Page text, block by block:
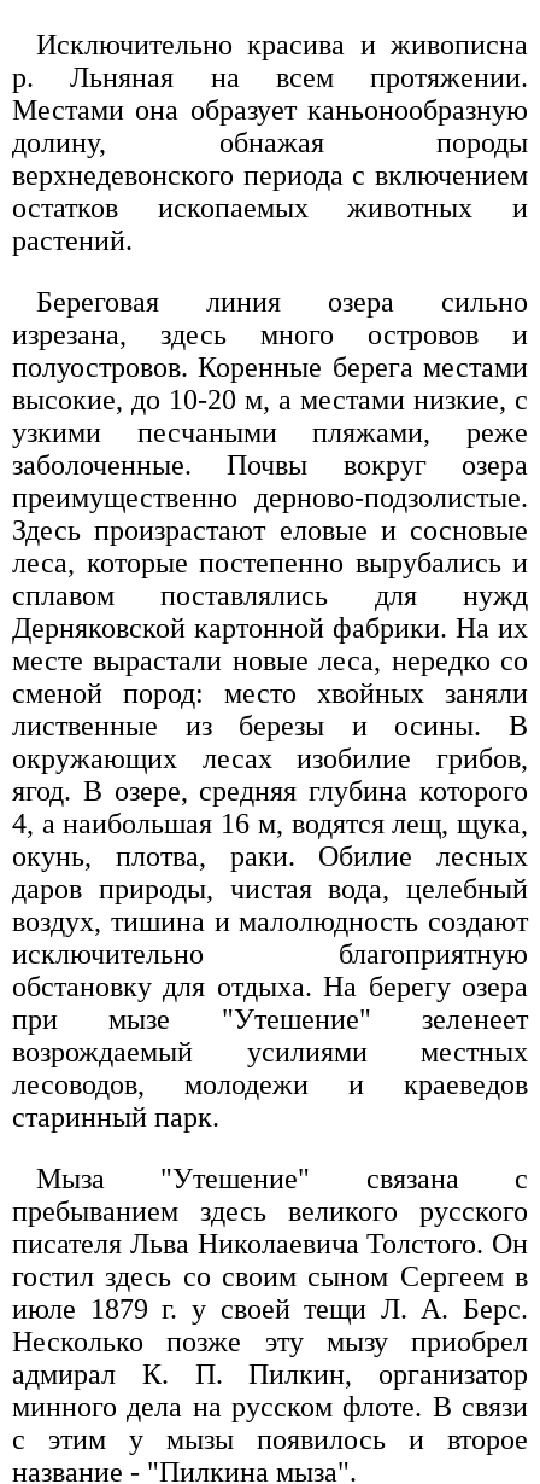
Исключительно красива и живописна
р. Льняная на всем протяжении.
Местами она образует каньонообразную
долину, обнажая породы
верхнедевонского периода с включением
остатков ископаемых животных и
растений.
Береговая линия озера сильно
изрезана, здесь много островов и
полуостровов. Коренные берега местами
высокие, до 10-20 м, а местами низкие, с
узкими песчаными пляжами, реже
заболоченные. Почвы вокруг озера
преимущественно дерново-подзолистые.
Здесь произрастают еловые и сосновые
леса, которые постепенно вырубались и
сплавом поставлялись для нужд
Дерняковской картонной фабрики. На их
месте вырастали новые леса, нередко со
сменой пород: место хвойных заняли
лиственные из березы и осины. В
окружающих лесах изобилие грибов,
ягод. В озере, средняя глубина которого
4, а наибольшая 16 м, водятся лещ, щука,
окунь, плотва, раки. Обилие лесных
даров природы, чистая вода, целебный
воздух, тишина и малолюдность создают
исключительно благоприятную
обстановку для отдыха. На берегу озера
при мызе "Утешение" зеленеет
возрождаемый усилиями местных
лесоводов, молодежи и краеведов
старинный парк.
Мыза "Утешение" связана с
пребыванием здесь великого русского
писателя Льва Николаевича Толстого. Он
гостил здесь со своим сыном Сергеем в
июле 1879 г. у своей тещи Л. А. Берс.
Несколько позже эту мызу приобрел
адмирал К. П. Пилкин, организатор
минного дела на русском флоте. В связи
с этим у мызы появилось и второе
название - "Пилкина мыза".